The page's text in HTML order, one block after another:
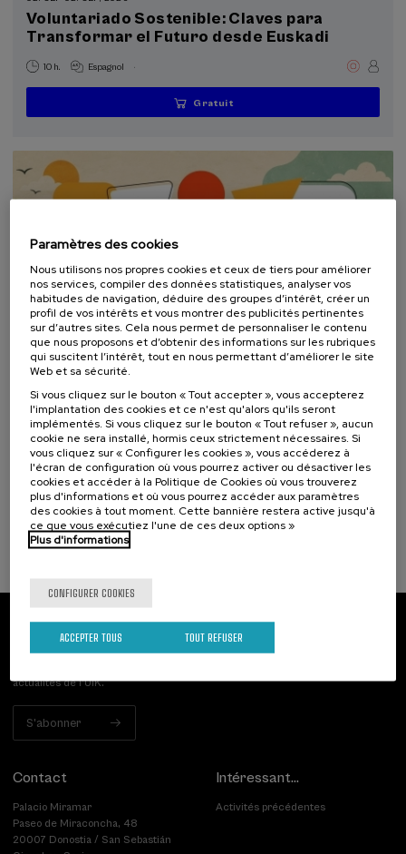
Donostia Kultura (2)
Objectifs de développement durable
Voluntariado Sostenible: Claves para
Transformar el Futuro desde Euskadi
10 h. Espagnol .
...
Gratuit
Dernières
places
Gratuit
Date
passée
Liste
d'attente
Période
d'inscription
COMMUNICATION DURABILITÉ DSF COURS D'ÉTÉ
Escuela de comunicación ambiental 2026.
Narrativas climáticas: relatos para la
acción
10 h. Espagnol .
...
À PARTIR DE25 €
Dernières
places
Gratuit
Date
passée
Liste
d'attente
Période
d'inscription
Abonnez-vous à notre bulletin
actualités de l'UIK.
S'abonner
Contact
Palacio Miramar
Paseo de Miraconcha, 48
20007 Donostia / San Sebastián
Intéressant...
Activités précédentes
Paramètres des cookies
Nous utilisons nos propres cookies et ceux de tiers pour améliorer
nos services, compiler des données statistiques, analyser vos
habitudes de navigation, déduire des groupes d’intérêt, créer un
profil de vos intérêts et vous montrer des publicités pertinentes
sur d’autres sites. Cela nous permet de personnaliser le contenu
que nous proposons et d’obtenir des informations sur les rubriques
qui suscitent l’intérêt, tout en nous permettant d’améliorer le site
Web et sa sécurité.
Si vous cliquez sur le bouton « Tout accepter », vous accepterez
l'implantation des cookies et ce n'est qu'alors qu'ils seront
implémentés. Si vous cliquez sur le bouton « Tout refuser », aucun
cookie ne sera installé, hormis ceux strictement nécessaires. Si
vous cliquez sur « Configurer les cookies », vous accéderez à
l'écran de configuration où vous pourrez activer ou désactiver les
cookies et accéder à la Politique de Cookies où vous trouverez
plus d'informations et où vous pourrez accéder aux paramètres
des cookies à tout moment. Cette bannière restera active jusqu'à
ce que vous exécutiez l'une de ces deux options »
Plus d'informations
CONFIGURER COOKIES
TOUT REFUSER
ACCEPTER TOUS